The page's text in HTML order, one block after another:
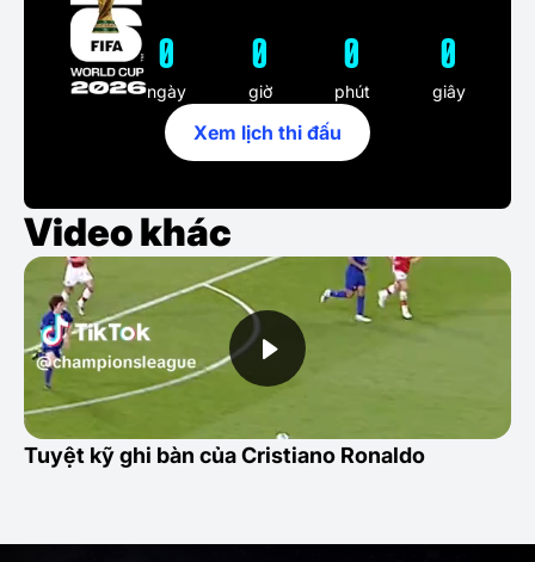
0
ngày
0
giờ
0
phút
0
giây
Xem lịch thi đấu
Video khác
Tuyệt kỹ ghi bàn của Cristiano Ronaldo